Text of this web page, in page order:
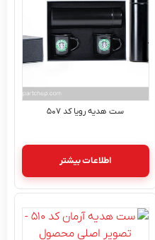
ست هدیه رویا کد ۵۰۷
اطلاعات بیشتر